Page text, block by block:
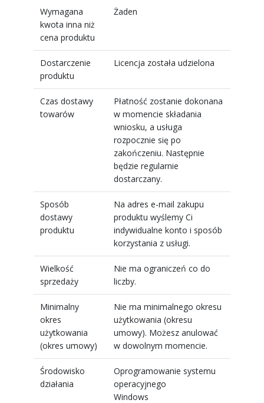
Wymagana
kwota inna niż
cena produktu
Żaden
Dostarczenie
produktu
Licencja została udzielona
Czas dostawy
towarów
Płatność zostanie dokonana
w momencie składania
wniosku, a usługa
rozpocznie się po
zakończeniu. Następnie
będzie regularnie
dostarczany.
Sposób
dostawy
produktu
Na adres e-mail zakupu
produktu wyślemy Ci
indywidualne konto i sposób
korzystania z usługi.
Wielkość
sprzedaży
Nie ma ograniczeń co do
liczby.
Minimalny
okres
użytkowania
(okres umowy)
Nie ma minimalnego okresu
użytkowania (okresu
umowy). Możesz anulować
w dowolnym momencie.
Środowisko
działania
Oprogramowanie systemu
operacyjnego
Windows